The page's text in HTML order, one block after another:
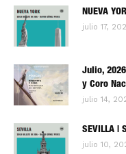
NUEVA
julio 17,
Julio,
y Coro
julio 14,
SEVILLA |
julio 10,